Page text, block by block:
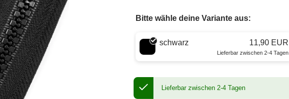
Bitte wähle deine Variante aus:
Wähle eine Farbe
schwarz 11,90 EUR
Lieferbar zwischen 2-4 Tagen
Lieferbar zwischen 2-4 Tagen